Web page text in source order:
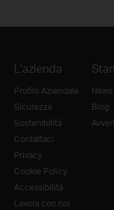
L'azienda
Profilo Aziendale
Sicurezza
Sostenibilità
Contattaci
Privacy
Cookie Policy
Accessibilità
Lavora con noi
News
Blog